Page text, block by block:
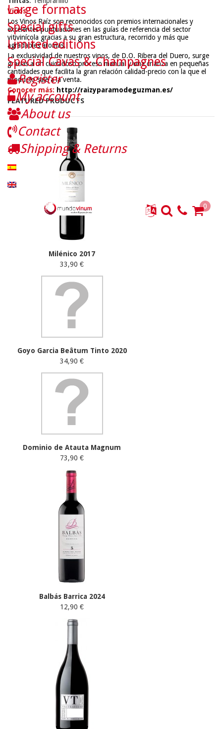
Vinos
Los Vinos Raíz son reconocidos con premios internacionales y
excelentes puntuaciones en las guías de referencia del sector
vitivinícola gracias a su gran estructura, recorrido y más que
agradables aromas.
La exclusividad de nuestros vinos, de D.O. Ribera del Duero, surge
gracias a un cuidadoso proceso manual y una crianza en pequeñas
cantidades que facilita la gran relación calidad-precio con la que el
producto sale a la venta.
Conocer más: http://raizyparamodeguzman.es/
FEATURED PRODUCTS
Milénico 2017
33,90 €
Goyo Garcia Beâtum Tinto 2020
34,90 €
Dominio de Atauta Magnum
73,90 €
Balbás Barrica 2024
12,90 €
Large formats
Special gifts
Limited editions
Special Cavas & Champagnes
Register
My account
About us
Contact
Shipping & Returns
0